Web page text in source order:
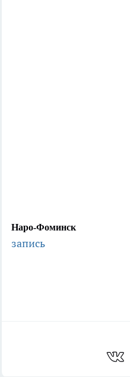
Наро-Фоминск
запись